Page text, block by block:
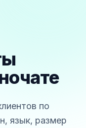
по
язык, размер